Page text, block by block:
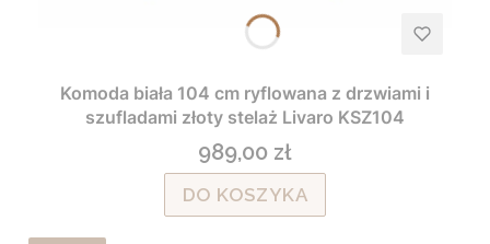
Komoda biała 104 cm ryflowana z drzwiami i
szufladami złoty stelaż Livaro KSZ104
Cena
989,00 zł
DO KOSZYKA